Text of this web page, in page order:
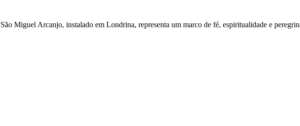
Miguel Arcanjo, instalado em Londrina, representa um marco de fé, espiritualidade e